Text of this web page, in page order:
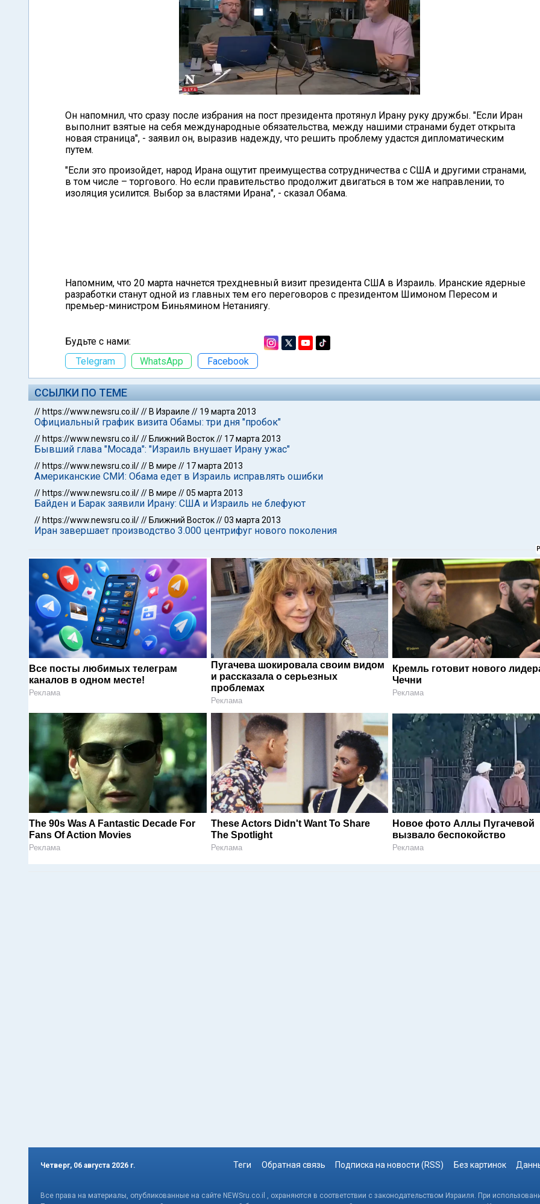
Он напомнил, что сразу после избрания на пост президента протянул Ирану руку дружбы. "Если Иран
выполнит взятые на себя международные обязательства, между нашими странами будет открыта
новая страница", - заявил он, выразив надежду, что решить проблему удастся дипломатическим
путем.
"Если это произойдет, народ Ирана ощутит преимущества сотрудничества с США и другими странами,
в том числе – торгового. Но если правительство продолжит двигаться в том же направлении, то
изоляция усилится. Выбор за властями Ирана", - сказал Обама.
Напомним, что 20 марта начнется трехдневный визит президента США в Израиль. Иранские ядерные
разработки станут одной из главных тем его переговоров с президентом Шимоном Пересом и
премьер-министром Биньямином Нетаниягу.
Будьте с нами:
Telegram
WhatsApp Facebook
ССЫЛКИ ПО ТЕМЕ
// https://www.newsru.co.il/// В Израиле // 19 марта 2013
Официальный график визита Обамы: три дня "пробок"
// https://www.newsru.co.il/// Ближний Восток// 17 марта 2013
Бывший глава "Мосада": "Израиль внушает Ирану ужас"
// https://www.newsru.co.il/// В мире // 17 марта 2013
Американские СМИ: Обама едет в Израиль исправлять ошибки
// https://www.newsru.co.il/// В мире //05 марта 2013
Байден и Барак заявили Ирану: США и Израиль не блефуют
// https://www.newsru.co.il/// Ближний Восток//03 марта 2013
Иран завершает производство 3.000 центрифуг нового поколения
Все посты любимых телеграм
каналов в одном месте!
Реклама
Пугачева шокировала своим видом
и рассказала о серьезных
проблемах
Реклама
Кремль готовит нового
Чечни
Реклама
The 90s Was A Fantastic Decade For
Fans Of Action Movies
Реклама
These Actors Didn't Want To Share
The Spotlight
Реклама
Новое фото Аллы Пугачевой
вызвало беспокойство
Реклама
Четверг, 06 августа 2026 г. Теги Обратная связь Подписка на новости (RSS) Без картинок
Все права на материалы, опубликованные на сайте NEWSru.co.il , охраняются в соответствии с законодательством Израиля. При